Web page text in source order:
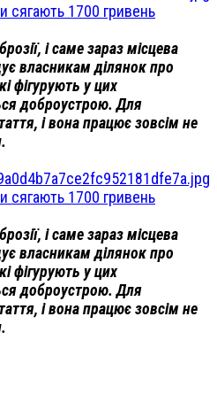
сягають 1700 гривень
і саме зараз місцева
власникам ділянок про
фігурують у цих
доброустрою. Для
і вона працює зовсім не
сягають 1700 гривень
і саме зараз місцева
власникам ділянок про
фігурують у цих
доброустрою. Для
і вона працює зовсім не